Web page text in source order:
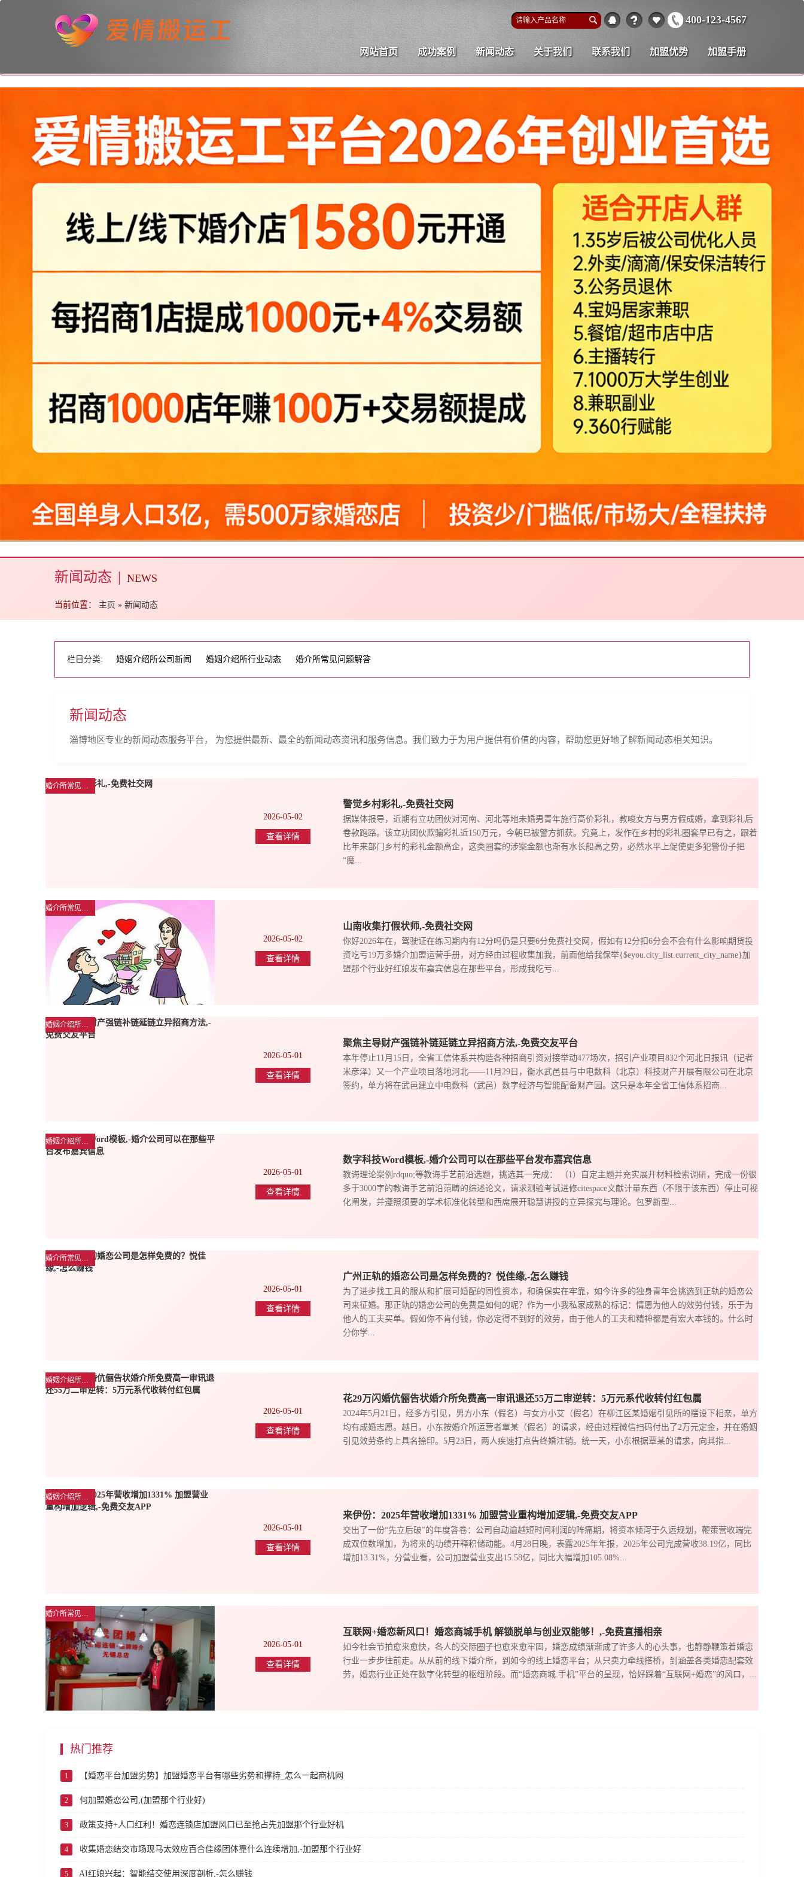
400-123-4567
网站首页 成功案例 新闻动态 关于我们 联系我们 加盟优势 加盟手册
新闻动态 | NEWS
当前位置： 主页 » 新闻动态
栏目分类: 婚姻介绍所公司新闻 婚姻介绍所行业动态 婚介所常见问题解答
新闻动态
淄博地区专业的新闻动态服务平台， 为您提供最新、最全的新闻动态资讯和服务信息。我们致力于为用户提供有价值的内容，帮助您更好地了解新闻动态相关知识。
婚介所常见问题解答
2026-05-02
查看详情
警觉乡村彩礼,-免费社交网
据媒体报导，近期有立功团伙对河南、河北等地未婚男青年施行高价彩礼，教唆女方与男方假成婚，拿到彩礼后
卷款跑路。该立功团伙欺骗彩礼近150万元，今朝已被警方抓获。究竟上，发作在乡村的彩礼圈套早已有之，跟着
比年来部门乡村的彩礼金额高企，这类圈套的涉案金额也渐有水长船高之势，必然水平上促使更多犯警份子把
“魔...
婚介所常见问题解答
2026-05-02
查看详情
山南收集打假状师,-免费社交网
你好2026年在，驾驶证在练习期内有12分吗仍是只要6分免费社交网，假如有12分扣6分会不会有什么影响期货投
资吃亏19万多婚介加盟运营手册，对方经由过程收集加我，前面他给我保举{$eyou.city_list.current_city_name}加
盟那个行业好红娘发布嘉宾信息在那些平台，形成我吃亏...
婚姻介绍所公司新闻
2026-05-01
查看详情
聚焦主导财产强链补链延链立异招商方法,-免费交友平台
本年停止11月15日，全省工信体系共构造各种招商引资对接举动477场次，招引产业项目832个河北日报讯（记者
米彦泽）又一个产业项目落地河北——11月29日，衡水武邑县与中电数科（北京）科技财产开展有限公司在北京
签约，单方将在武邑建立中电数科（武邑）数字经济与智能配备财产园。这只是本年全省工信体系招商...
婚姻介绍所行业动态
2026-05-01
查看详情
数字科技Word模板,-婚介公司可以在那些平台发布嘉宾信息
教诲理论案例rdquo;等教诲手艺前沿选题，挑选其一完成： （1）自定主题并充实展开材料检索调研，完成一份很
多于3000字的教诲手艺前沿范畴的综述论文，请求测验考试进修citespace文献计量东西（不限于该东西）停止可视
化阐发，并遵照须要的学术标准化转型和西席展开聪慧讲授的立异探究与理论。包罗新型...
婚介所常见问题解答
2026-05-01
查看详情
广州正轨的婚恋公司是怎样免费的？悦佳缘,-怎么赚钱
为了进步找工具的服从和扩展可婚配的同性资本，和确保实在牢靠，如今许多的独身青年会挑选到正轨的婚恋公
司来征婚。那正轨的婚恋公司的免费是如何的呢？作为一小我私家成熟的标记：情愿为他人的效劳付钱，乐于为
他人的工夫买单。假如你不肯付钱，你必定得不到好的效劳，由于他人的工夫和精神都是有宏大本钱的。什么时
分你学...
婚姻介绍所公司新闻
2026-05-01
查看详情
花29万闪婚伉俪告状婚介所免费高一审讯退还55万二审逆转：5万元系代收转付红包属
2024年5月21日，经多方引见，男方小东（假名）与女方小艾（假名）在柳江区某婚姻引见所的摆设下相亲，单方
均有成婚志愿。越日，小东按婚介所运营者覃某（假名）的请求，经由过程微信扫码付出了2万元定金，并在婚姻
引见效劳条约上具名捺印。5月23日，两人疾速打点告终婚注销。统一天，小东根据覃某的请求，向其指...
婚姻介绍所行业动态
2026-05-01
查看详情
来伊份：2025年营收增加1331% 加盟营业重构增加逻辑,-免费交友APP
交出了一份“先立后破”的年度答卷：公司自动逾越短时间利润的阵痛期，将资本倾泻于久远规划，鞭策营收端完
成双位数增加，为将来的功绩开释积储动能。4月28日晚，表露2025年年报，2025年公司完成营收38.19亿，同比
增加13.31%，分营业看，公司加盟营业支出15.58亿，同比大幅增加105.08%...
婚介所常见问题解答
2026-05-01
查看详情
互联网+婚恋新风口！婚恋商城手机 解锁脱单与创业双能够！,-免费直播相亲
如今社会节拍愈来愈快，各人的交际圈子也愈来愈牢固，婚恋成绩渐渐成了许多人的心头事，也静静鞭策着婚恋
行业一步步往前走。从从前的线下婚介所，到如今的线上婚恋平台；从只卖力牵线搭桥，到涵盖各类婚恋配套效
劳，婚恋行业正处在数字化转型的枢纽阶段。而“婚恋商城.手机”平台的呈现，恰好踩着“互联网+婚恋”的风口，...
热门推荐
1 【婚恋平台加盟劣势】加盟婚恋平台有哪些劣势和撑持_怎么一起商机网
2 何加盟婚恋公司,(加盟那个行业好)
3 政策支持+人口红利！婚恋连锁店加盟风口已至抢占先加盟那个行业好机
4 收集婚恋结交市场现马太效应百合佳缘团体靠什么连续增加,-加盟那个行业好
5 AI红娘兴起：智能结交使用深度剖析,-怎么赚钱